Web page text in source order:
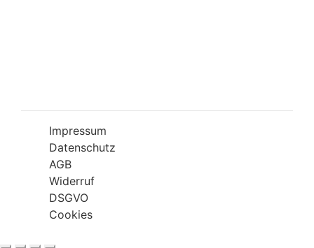
Impressum
Datenschutz
AGB
Widerruf
DSGVO
Cookies